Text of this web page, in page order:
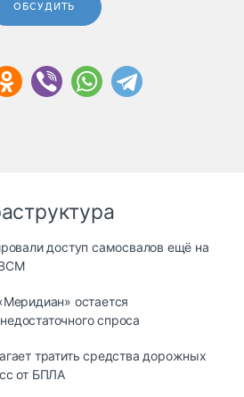
ОБСУДИТЬ
доступ самосвалов ещё на
остается
спроса
тратить средства дорожных
от БПЛА